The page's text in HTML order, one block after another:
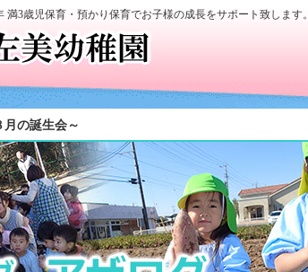
3歳児保育・預かり保育でお子様の成長をサポート致します。
月の誕生会～